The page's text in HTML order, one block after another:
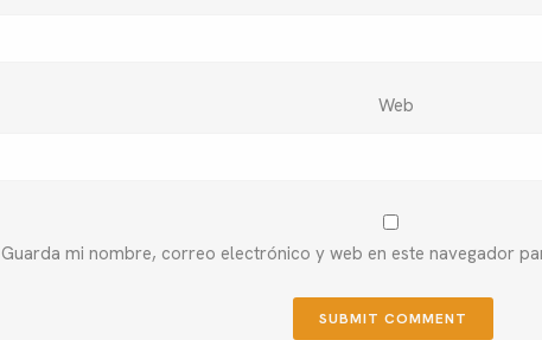
Web
Guarda mi nombre, correo electrónico y web en este navegador